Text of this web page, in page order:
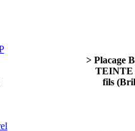
> Placage
TEINTE
fils